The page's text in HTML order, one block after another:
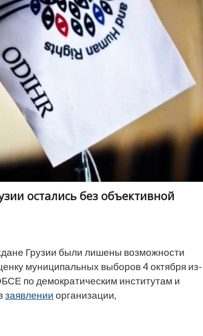
остались без объективной
Грузии были лишены возможности
муниципальных выборов 4 октября из-
по демократическим институтам и
заявлении организации,